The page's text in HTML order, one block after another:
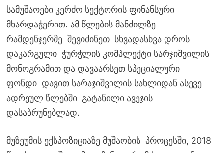
სამუშაოები კერძო სექტორის ფინანსური
მხარდაჭერით. ამ წლების მანძილზე
რამდენჯერმე შევიძინეთ სხვადასხვა დროს
დაკარგული ჭურჭლის კომპლექტი სარჯიშვილის
მონოგრამით და დავაარსეთ სპეციალური
ფონდი დავით სარაჯიშვილის სახლიდან ასევე
ადრეულ წლებში გატანილი ავეჯის
დასაბრუნებლად.
მუზეუმის ექსპოზიციაზე მუშაობის პროცესში, 2018